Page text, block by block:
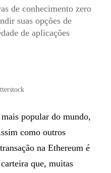
de conhecimento zero
suas opções de
de aplicações
popular do mundo,
como outros
na Ethereum é
que, muitas